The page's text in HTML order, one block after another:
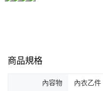
商品規格
內容物 內衣乙件